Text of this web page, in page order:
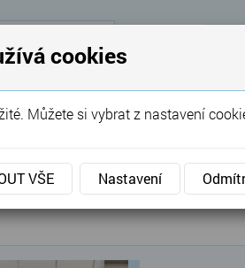
brány, ploty ...
REFERENCE
cookies
Můžete si vybrat z nastavení
VŠE Nastavení